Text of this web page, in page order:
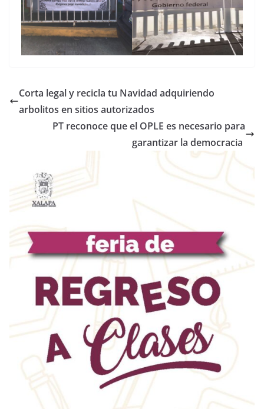
Corta legal y recicla tu Navidad adquiriendo
arbolitos en sitios autorizados
PT reconoce que el OPLE es necesario para
garantizar la democracia